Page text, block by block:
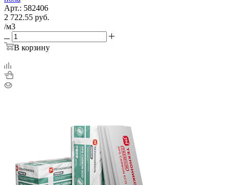
Арт.: 582406
2 722.55 руб.
/м3
В корзину